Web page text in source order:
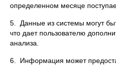
определенном месяце
5. Данные из системы могут
что дает пользователю
анализа.
6. Информация может